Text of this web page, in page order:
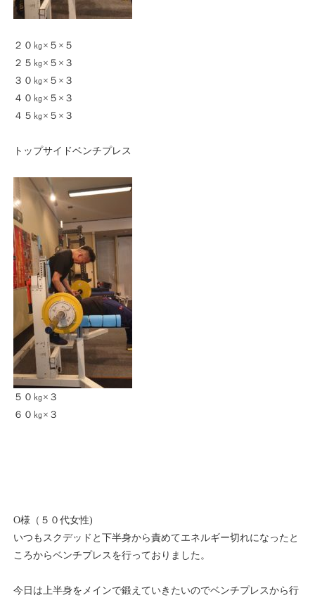
２０㎏×５×５
２５㎏×５×３
３０㎏×５×３
４０㎏×５×３
４５㎏×５×３
トップサイドベンチプレス
５０㎏×３
６０㎏×３
O様（５０代女性)
いつもスクデッドと下半身から責めてエネルギー切れになったと
ころからベンチプレスを行っておりました。
今日は上半身をメインで鍛えていきたいのでベンチプレスから行